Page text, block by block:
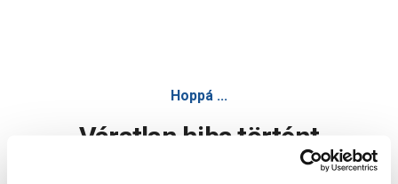
Hoppá ...
Váratlan hiba történt